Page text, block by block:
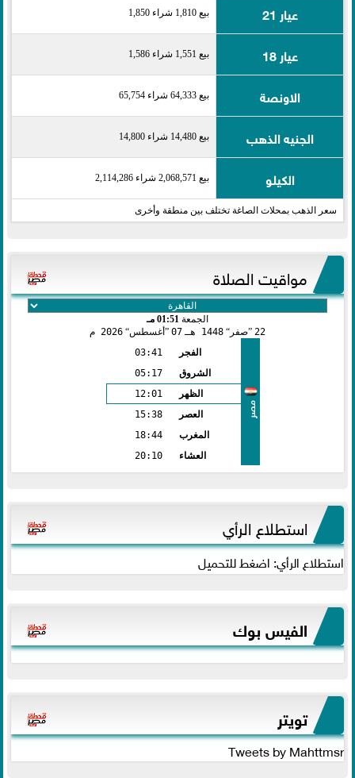
عيار 21 بيع 1,810 شراء 1,850
عيار 18 بيع 1,551 شراء 1,586
الاونصة بيع 64,333 شراء 65,754
الجنيه الذهب بيع 14,480 شراء 14,800
الكيلو بيع 2,068,571 شراء 2,114,286
سعر الذهب بمحلات الصاغة تختلف بين منطقة وأخرى
مواقيت الصلاة
الجمعة 01:51 مـ
22
صفر 1448 هـ 07 أغسطس 2026 م
مصر
الفجر
03:41
الشروق
05:17
الظهر
12:01
العصر
15:38
المغرب
18:44
العشاء
20:10
استطلاع الرأي
استطلاع الرأي: اضغط للتحميل
الفيس بوك
تويتر
Tweets by Mahttmsr